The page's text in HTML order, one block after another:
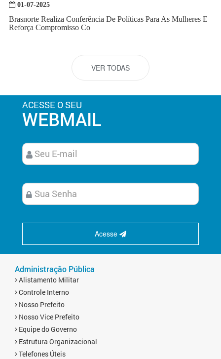
01-07-2025
Brasnorte Realiza Conferência De Políticas Para As Mulheres E
Reforça Compromisso Co
VER TODAS
ACESSE O SEU
WEBMAIL
Acesse
Administração Pública
Alistamento Militar
Controle Interno
Nosso Prefeito
Nosso Vice Prefeito
Equipe do Governo
Estrutura Organizacional
Telefones Úteis